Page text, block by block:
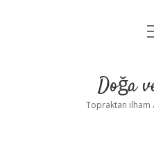
Doğa
Topraktan ilham